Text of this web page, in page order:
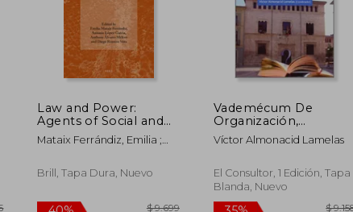
40% $ 7.204 40%
Law and Power:
Agents of Social and
Spatial Transformation
in the Roman West
Mataix Ferrándiz, Emilia ;
Alvarez Melero, Anthony
Brill, Tapa Dura, Nuevo
Vademécum De
Organización,
Funcionamiento Y
Régimen Jurídico De
Las 600 Preguntas Y
Respuestas Esenciales
Víctor Almonacid Lamelas
El Consultor, 1 Edición, Tapa
Blanda, Nuevo